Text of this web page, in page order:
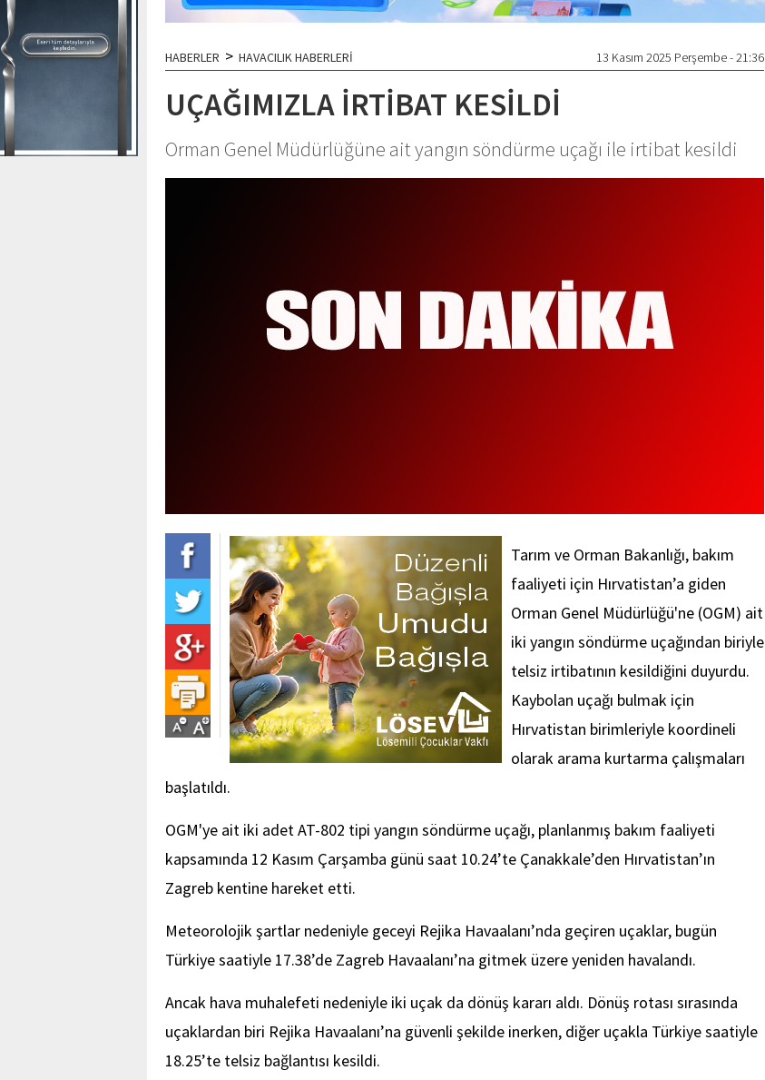
HABERLER > HAVACILIK HABERLERİ 13 Kasım 2025 Perşembe - 21:36
UÇAĞIMIZLA İRTİBAT KESİLDİ
Orman Genel Müdürlüğüne ait yangın söndürme uçağı ile irtibat kesildi
Tarım ve Orman Bakanlığı, bakım
faaliyeti için Hırvatistan’a giden
Orman Genel Müdürlüğü'ne (OGM) ait
iki yangın söndürme uçağından biriyle
telsiz irtibatının kesildiğini duyurdu.
Kaybolan uçağı bulmak için
Hırvatistan birimleriyle koordineli
olarak arama kurtarma çalışmaları
başlatıldı.
OGM'ye ait iki adet AT-802 tipi yangın söndürme uçağı, planlanmış bakım faaliyeti
kapsamında 12 Kasım Çarşamba günü saat 10.24’te Çanakkale’den Hırvatistan’ın
Zagreb kentine hareket etti.
Meteorolojik şartlar nedeniyle geceyi Rejika Havaalanı’nda geçiren uçaklar, bugün
Türkiye saatiyle 17.38’de Zagreb Havaalanı’na gitmek üzere yeniden havalandı.
Ancak hava muhalefeti nedeniyle iki uçak da dönüş kararı aldı. Dönüş rotası sırasında
uçaklardan biri Rejika Havaalanı’na güvenli şekilde inerken, diğer uçakla Türkiye saatiyle
18.25’te telsiz bağlantısı kesildi.